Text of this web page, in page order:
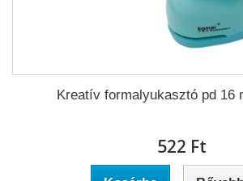
Kreatív formalyukasztó pd 16
522 Ft‎